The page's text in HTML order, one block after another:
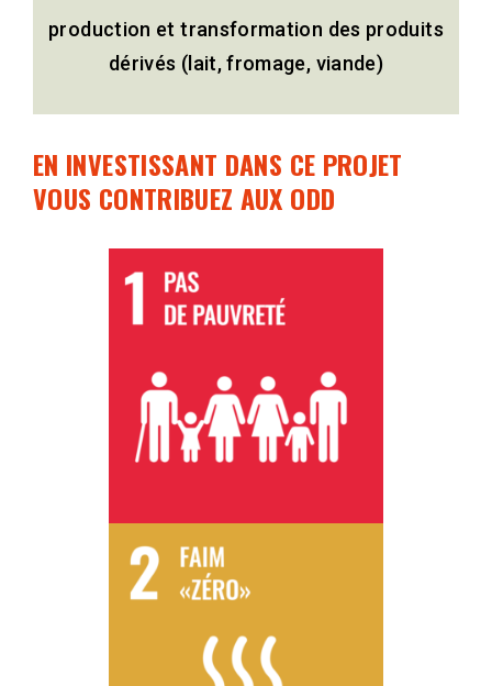
production et transformation des produits
dérivés (lait, fromage, viande)
EN INVESTISSANT DANS CE PROJET
VOUS CONTRIBUEZ AUX ODD